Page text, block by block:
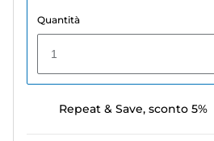
Quantità
1
Repeat & Save, sconto 5%